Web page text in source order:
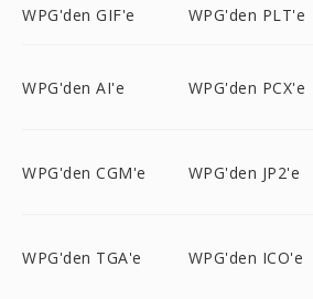
WPG'den GIF'e WPG'den PLT'e
WPG'den AI'e WPG'den PCX'e
WPG'den CGM'e WPG'den JP2'e
WPG'den TGA'e WPG'den ICO'e